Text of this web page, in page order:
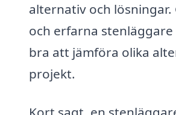
alternativ och
och erfarna
bra att jämföra olika
projekt.